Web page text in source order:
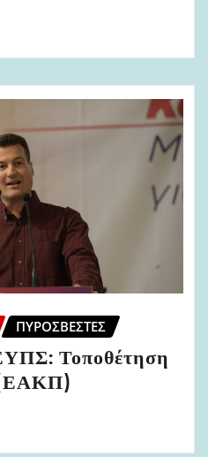
ΠΥΡΟΣΒΈΣΤΕΣ
Τοποθέτηση
(ΕΑΚΠ)